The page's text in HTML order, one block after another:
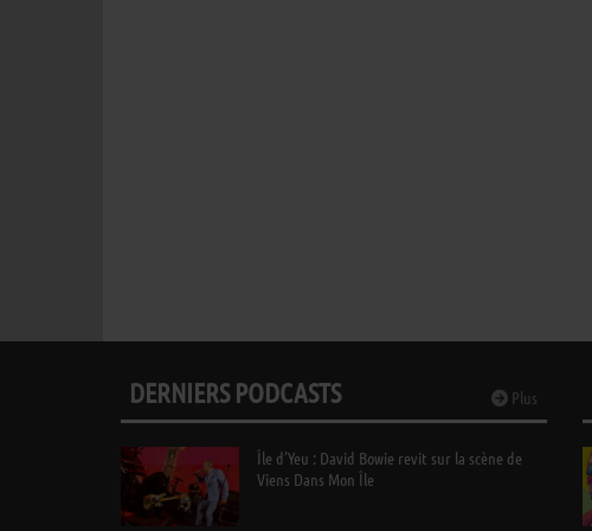
Plus
DERNIERS PODCASTS
Île d’Yeu : David Bowie revit sur la scène de
Viens Dans Mon Île